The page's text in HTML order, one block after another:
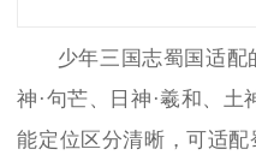
少年三国志蜀国适配
神·句芒、日神·羲和、土
能定位区分清晰，可适配